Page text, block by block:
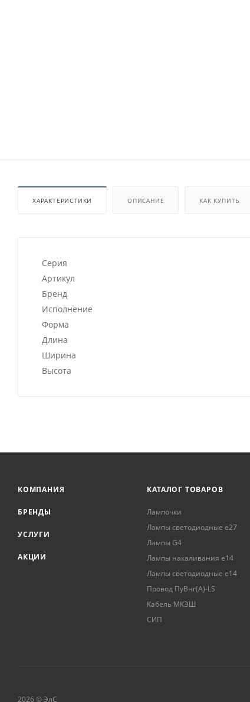
ХАРАКТЕРИСТИКИ ОПИСАНИЕ КАК КУПИТЬ
Серия
Артикул
Бренд
Исполнение
Форма
Длина
Ширина
Высота
КОМПАНИЯ
БРЕНДЫ
УСЛУГИ
АКЦИИ
КАТАЛОГ ТОВАРОВ
Лампочки
Лампы светодиодные е27
Лампы G4
Лампы накаливания е14
Лампы светодиодные е14
Провод ПуВнг(А)-LS
Кабель МКЭШ
СИП
2026 © ЭлС